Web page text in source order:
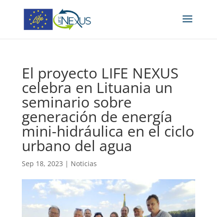
El proyecto LIFE NEXUS
celebra en Lituania un
seminario sobre
generación de energía
mini-hidráulica en el ciclo
urbano del agua
Sep 18, 2023 | Noticias